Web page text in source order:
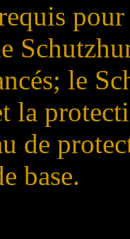
le
la
de
base.